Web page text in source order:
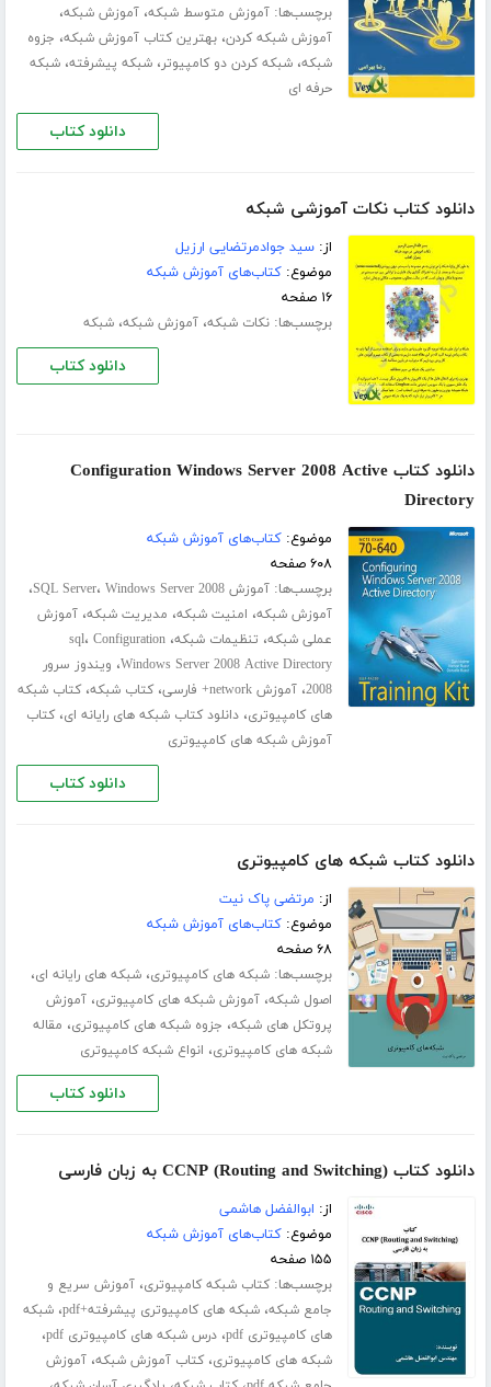
برچسب‌ها:آموزش متوسط شبکه،آموزش شبکه،
آموزش شبکه کردن،بهترین کتاب آموزش شبکه، جزوه
شبکه،شبکه کردن دو کامپیوتر،شبکه پیشرفته،شبکه
حرفه ای
دانلود کتاب
دانلود کتاب نکات آموزشی شبکه
از:سید جوادمرتضایی ارزیل
موضوع:کتاب‌های آموزش شبکه
۱۶ صفحه
برچسب‌ها:نکات شبکه،آموزش شبکه،شبکه
دانلود کتاب
دانلود کتاب Configuration Windows Server 2008 Active
Directory
موضوع:کتاب‌های آموزش شبکه
۶۰۸ صفحه
برچسب‌ها:آموزش SQL Server ، Windows Server 2008 ،
آموزش شبکه، امنیت شبکه، مدیریت شبکه،آموزش
عملی شبکه، تنظیمات شبکه، sql، Configuration
Windows Server 2008 Active Directory، ویندوز سرور
2008،آموزش network+ فارسی ،کتاب شبکه،کتاب شبکه
های کامپیوتری،دانلود کتاب شبکه های رایانه ای،کتاب
آموزش شبکه های کامپیوتری
دانلود کتاب
دانلود کتاب شبکه های کامپیوتری
از: مرتضی پاک نیت
موضوع:کتاب‌های آموزش شبکه
۶۸ صفحه
برچسب‌ها:شبکه های کامپیوتری،شبکه های رایانه ای،
اصول شبکه،آموزش شبکه های کامپیوتری،آموزش
پروتکل های شبکه، جزوه شبکه های کامپیوتری، مقاله
شبکه های کامپیوتری، انواع شبکه کامپیوتری
دانلود کتاب
دانلود کتاب (CCNP (Routing and Switching به زبان فارسی
از: ابوالفضل هاشمی
موضوع:کتاب‌های آموزش شبکه
۱۵۵ صفحه
برچسب‌ها:کتاب شبکه کامپیوتری،آموزش سریع و
جامع شبکه،شبکه های کامپیوتری پیشرفته+pdf ،شبکه
های کامپیوتری pdf
،درس شبکه های کامپیوتری pdf ،
شبکه های کامپیوتری،کتاب آموزش شبکه،آموزش